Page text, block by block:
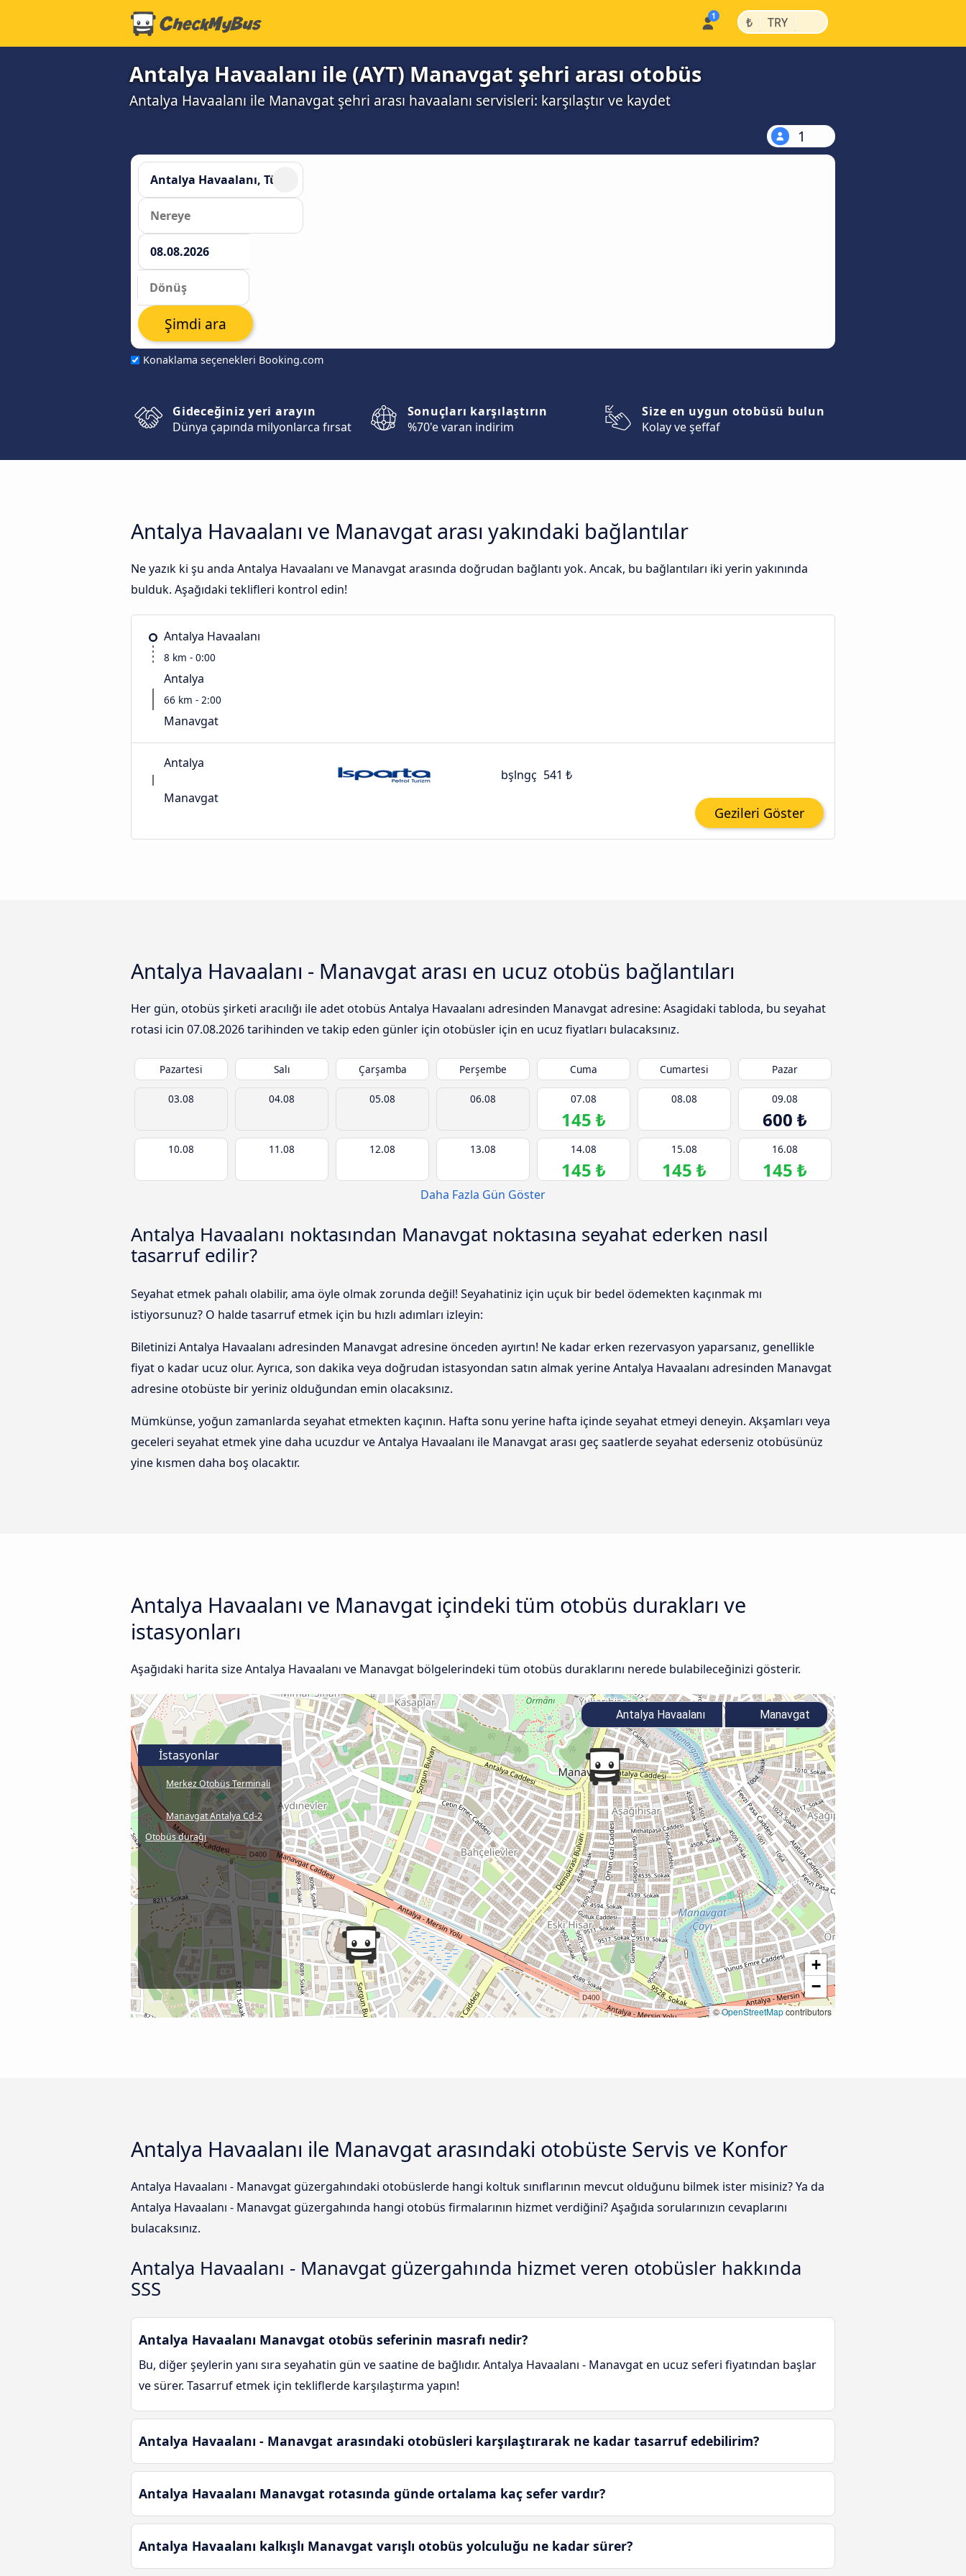
₺ | TRY |
Antalya Havaalanı ile (AYT) Manavgat şehri arası otobüs
Antalya Havaalanı ile Manavgat şehri arası havaalanı servisleri: karşılaştır ve kaydet
1
Konaklama seçenekleri Booking.com
Şimdi ara
Gideceğiniz yeri arayın
Dünya çapında milyonlarca fırsat
Sonuçları karşılaştırın
%70'e varan indirim
Size en uygun otobüsü bulun
Kolay ve şeffaf
Antalya Havaalanı ve Manavgat arası yakındaki bağlantılar
Ne yazık ki şu anda Antalya Havaalanı ve Manavgat arasında doğrudan bağlantı yok. Ancak, bu bağlantıları iki yerin yakınında
bulduk. Aşağıdaki teklifleri kontrol edin!
Antalya Havaalanı
8 km - 0:00
Antalya
66 km - 2:00
Manavgat
Antalya
Manavgat
bşlngç 541 ₺
Gezileri Göster
Antalya Havaalanı - Manavgat arası en ucuz otobüs bağlantıları
Her gün, otobüs şirketi aracılığı ile adet otobüs Antalya Havaalanı adresinden Manavgat adresine: Asagidaki tabloda, bu seyahat
rotasi icin 07.08.2026tarihinden ve takip eden günler için otobüsler için en ucuz fiyatları bulacaksınız.
Pazartesi Salı Çarşamba Perşembe Cuma Cumartesi Pazar
03.08 04.08 05.08 06.08 07.08
145 ₺
08.08 09.08
600 ₺
10.08 11.08 12.08 13.08 14.08
145 ₺
15.08
145 ₺
16.08
145 ₺
Daha Fazla Gün Göster
Antalya Havaalanı noktasından Manavgat noktasına seyahat ederken nasıl
tasarruf edilir?
Seyahat etmek pahalı olabilir, ama öyle olmak zorunda değil! Seyahatiniz için uçuk bir bedel ödemekten kaçınmak mı
istiyorsunuz? O halde tasarruf etmek için bu hızlı adımları izleyin:
Biletinizi Antalya Havaalanı adresinden Manavgat adresine önceden ayırtın! Ne kadar erken rezervasyon yaparsanız, genellikle
fiyat o kadar ucuz olur. Ayrıca, son dakika veya doğrudan istasyondan satın almak yerine Antalya Havaalanı adresinden Manavgat
adresine otobüste bir yeriniz olduğundan emin olacaksınız.
Mümkünse, yoğun zamanlarda seyahat etmekten kaçının. Hafta sonu yerine hafta içinde seyahat etmeyi deneyin. Akşamları veya
geceleri seyahat etmek yine daha ucuzdur ve Antalya Havaalanı ile Manavgat arası geç saatlerde seyahat ederseniz otobüsünüz
yine kısmen daha boş olacaktır.
Antalya Havaalanı ve Manavgat içindeki tüm otobüs durakları ve
istasyonları
Aşağıdaki harita size Antalya Havaalanı ve Manavgat bölgelerindeki tüm otobüs duraklarını nerede bulabileceğinizi gösterir.
+
−
©OpenStreetMapcontributors
İstasyonlar
Merkez Otobüs Terminali
Manavgat Antalya Cd-2
Otobüs durağı
Antalya Havaalanı Manavgat
Antalya Havaalanı ile Manavgat arasındaki otobüste Servis ve Konfor
Antalya Havaalanı - Manavgat güzergahındaki otobüslerde hangi koltuk sınıflarının mevcut olduğunu bilmek ister misiniz? Ya da
Antalya Havaalanı - Manavgat güzergahında hangi otobüs firmalarının hizmet verdiğini? Aşağıda sorularınızın cevaplarını
bulacaksınız.
Antalya Havaalanı - Manavgat güzergahında hizmet veren otobüsler hakkında
SSS
Antalya Havaalanı Manavgat otobüs seferinin masrafı nedir?
Bu, diğer şeylerin yanı sıra seyahatin gün ve saatine de bağlıdır. Antalya Havaalanı - Manavgat en ucuz seferi fiyatından başlar
ve sürer. Tasarruf etmek için tekliflerde karşılaştırma yapın!
Antalya Havaalanı - Manavgat arasındaki otobüsleri karşılaştırarak ne kadar tasarruf edebilirim?
Antalya Havaalanı Manavgat rotasında günde ortalama kaç sefer vardır?
Antalya Havaalanı kalkışlı Manavgat varışlı otobüs yolculuğu ne kadar sürer?